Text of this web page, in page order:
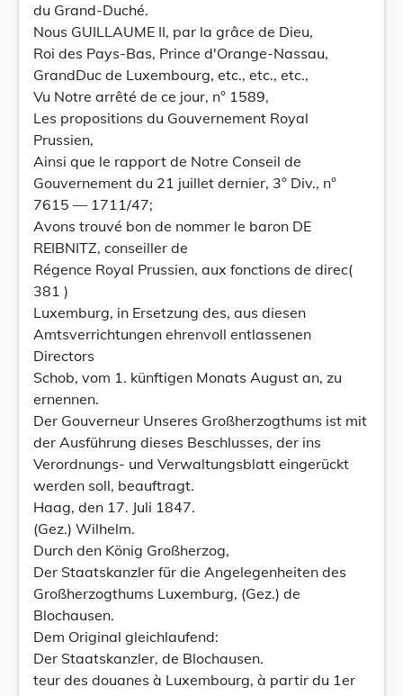
du Grand-Duché.
Nous GUILLAUME II, par la grâce de Dieu,
Roi des Pays-Bas, Prince d'Orange-Nassau,
GrandDuc de Luxembourg, etc., etc., etc.,
Vu Notre arrêté de ce jour, n° 1589,
Les propositions du Gouvernement Royal
Prussien,
Ainsi que le rapport de Notre Conseil de
Gouvernement du 21 juillet dernier, 3° Div., n°
7615 — 1711/47;
Avons trouvé bon de nommer le baron DE
REIBNITZ, conseiller de
Régence Royal Prussien, aux fonctions de direc(
381 )
Luxemburg, in Ersetzung des, aus diesen
Amtsverrichtungen ehrenvoll entlassenen
Directors
Schob, vom 1. künftigen Monats August an, zu
ernennen.
Der Gouverneur Unseres Großherzogthums ist mit
der Ausführung dieses Beschlusses, der ins
Verordnungs- und Verwaltungsblatt eingerückt
werden soll, beauftragt.
Haag, den 17. Juli 1847.
(Gez.) Wilhelm.
Durch den König Großherzog,
Der Staatskanzler für die Angelegenheiten des
Großherzogthums Luxemburg, (Gez.) de
Blochausen.
Dem Original gleichlaufend:
Der Staatskanzler, de Blochausen.
teur des douanes à Luxembourg, à partir du 1er